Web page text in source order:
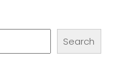
Search